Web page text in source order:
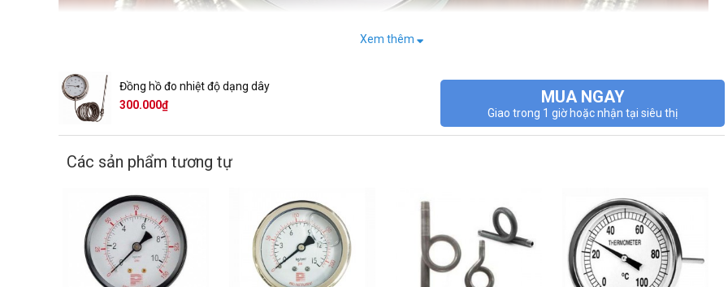
Trong công nghiệp nói chung việc kiểm soát nhiệt độ của máy móc, thiết bị...là vấn đề mà doanh nghiệp nào cũng phải tính đến, chính
đồng hồ đo nhiệt độ dạng dâyra đời nhằm đáp ứng nhu cầu của người tiêu dùng. Với thiết kế công nghiệp rất khoa học,
tính thẩm mỹ cao, độ chính xác tuyệt đối và độ bền sử dụng lâu do đó đồng hồ dạng dây là một
thiết bị dùng khí nénđược sử
dụng nhiều nhất hiện nay.
Xem thêm
Đồng hồ đo nhiệt độ dạng dây
300.000₫
MUA NGAY
Giao trong 1 giờ hoặc nhận tại siêu thị
Các sản phẩm tương tự